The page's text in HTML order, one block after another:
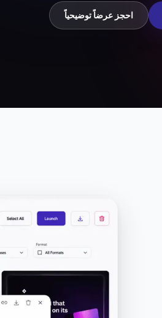
احجز عرضاً توضيحياً